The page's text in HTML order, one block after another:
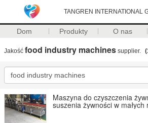
TANGREN INTERNATIONAL
Dom Produkty O nas
Jakość food industry machines supplier.
Maszyna do czyszczenia
suszenia żywności w małych